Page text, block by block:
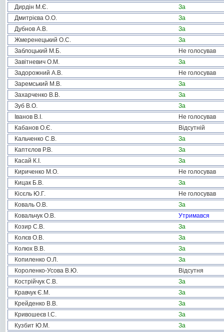
Дирдін М.Є.
За
Дмитрієва О.О.
За
Дубнов А.В.
За
Жмеренецький О.С.
За
Заблоцький М.Б.
Не голосував
Завітневич О.М.
За
Задорожний А.В.
Не голосував
Заремський М.В.
За
Захарченко В.В.
За
Зуб В.О.
За
Іванов В.І.
Не голосував
Кабанов О.Є.
Відсутній
Кальченко С.В.
За
Каптєлов Р.В.
За
Касай К.І.
За
Кириченко М.О.
Не голосував
Кицак Б.В.
За
Кісєль Ю.Г.
Не голосував
Коваль О.В.
За
Ковальчук О.В.
Утримався
Козир С.В.
За
Колєв О.В.
За
Колюх В.В.
За
Копиленко О.Л.
За
Короленко-Усова В.Ю.
Відсутня
Кострійчук С.В.
За
Кравчук Є.М.
За
Крейденко В.В.
За
Кривошеєв І.С.
За
Кузбит Ю.М.
За